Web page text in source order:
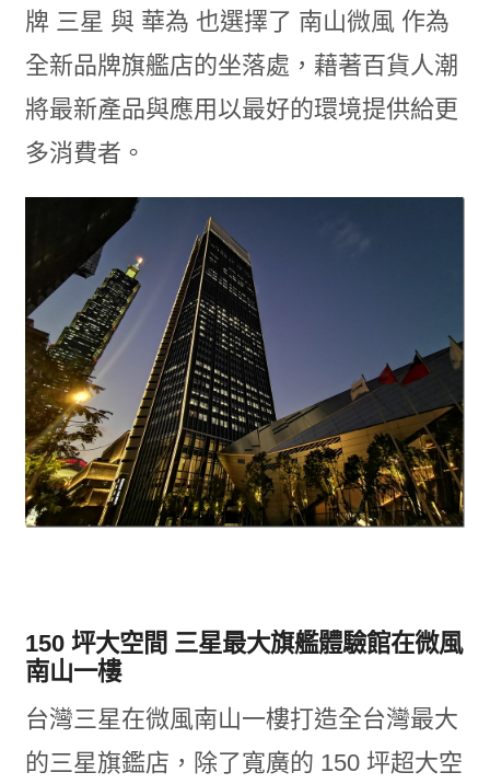
牌 三星 與 華為 也選擇了 南山微風 作為
全新品牌旗艦店的坐落處，藉著百貨人潮
將最新產品與應用以最好的環境提供給更
多消費者。
150 坪大空間 三星最大旗艦體驗館在微風
南山一樓
台灣三星在微風南山一樓打造全台灣最大
的三星旗鑑店，除了寬廣的 150 坪超大空